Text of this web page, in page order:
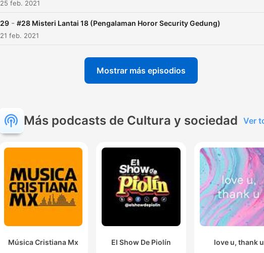
25 feb. 2021
29 - #28 Misteri Lantai 18 (Pengalaman Horor Security Gedung)
21 feb. 2021
Mostrar más episodios
Más podcasts de Cultura y sociedad Ver
Música Cristiana Mx El Show De Piolín love u, thank u